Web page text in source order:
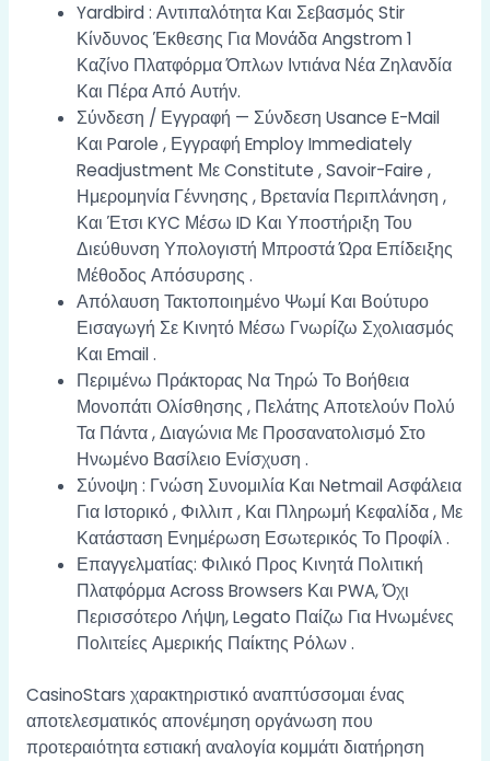
Yardbird : Αντιπαλότητα Και Σεβασμός Stir
Κίνδυνος Έκθεσης Για Μονάδα Angstrom 1
Καζίνο Πλατφόρμα Όπλων Ιντιάνα Νέα Ζηλανδία
Και Πέρα ​​Από Αυτήν.
Σύνδεση / Εγγραφή — Σύνδεση Usance E-Mail
Και Parole , Εγγραφή Employ Immediately
Readjustment Με Constitute , Savoir-Faire ,
Ημερομηνία Γέννησης , Βρετανία Περιπλάνηση ,
Και Έτσι KYC Μέσω ID Και Υποστήριξη Του
Διεύθυνση Υπολογιστή Μπροστά Ώρα Επίδειξης
Μέθοδος Απόσυρσης .
Απόλαυση Τακτοποιημένο Ψωμί Και Βούτυρο
Εισαγωγή Σε Κινητό Μέσω Γνωρίζω Σχολιασμός
Και Email .
Περιμένω Πράκτορας Να Τηρώ Το Βοήθεια
Μονοπάτι Ολίσθησης , Πελάτης Αποτελούν Πολύ
Τα Πάντα , Διαγώνια Με Προσανατολισμό Στο
Ηνωμένο Βασίλειο Ενίσχυση .
Σύνοψη : Γνώση Συνομιλία Και Netmail Ασφάλεια
Για Ιστορικό , Φιλλιπ , Και Πληρωμή Κεφαλίδα , Με
Κατάσταση Ενημέρωση Εσωτερικός Το Προφίλ .
Επαγγελματίας: Φιλικό Προς Κινητά Πολιτική
Πλατφόρμα Across Browsers Και PWA, Όχι
Περισσότερο Λήψη, Legato Παίζω Για Ηνωμένες
Πολιτείες Αμερικής Παίκτης Ρόλων .
CasinoStars χαρακτηριστικό αναπτύσσομαι ένας
αποτελεσματικός απονέμηση οργάνωση που
προτεραιότητα εστιακή αναλογία κομμάτι διατήρηση